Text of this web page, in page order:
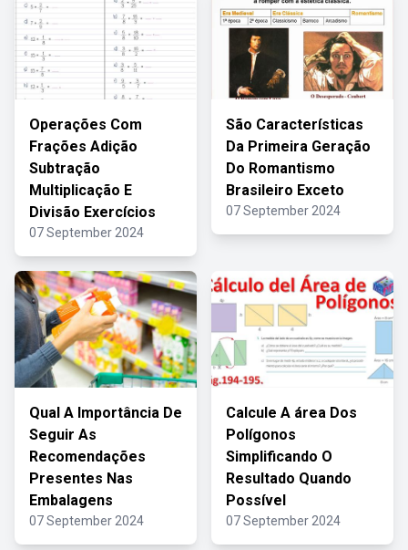
Operações Com
Frações Adição
Subtração
Multiplicação E
Divisão Exercícios
07 September 2024
São Características
Da Primeira Geração
Do Romantismo
Brasileiro Exceto
07 September 2024
Qual A Importância De
Seguir As
Recomendações
Presentes Nas
Embalagens
07 September 2024
Calcule A área Dos
Polígonos
Simplificando O
Resultado Quando
Possível
07 September 2024